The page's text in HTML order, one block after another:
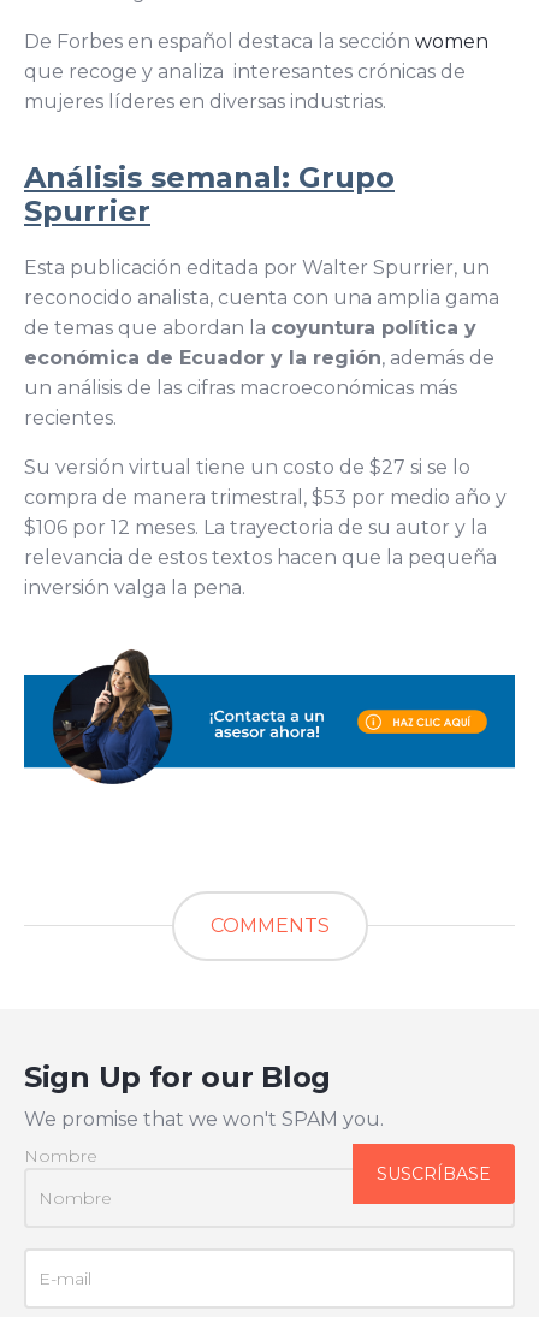
De Forbes en español destaca la sección women
que recoge y analiza interesantes crónicas de
mujeres líderes en diversas industrias.
Análisis semanal: Grupo
Spurrier
Esta publicación editada por Walter Spurrier, un
reconocido analista, cuenta con una amplia gama
de temas que abordan la coyuntura política y
económica de Ecuador y la región, además de
un análisis de las cifras macroeconómicas más
recientes.
Su versión virtual tiene un costo de $27 si se lo
compra de manera trimestral, $53 por medio año y
$106 por 12 meses. La trayectoria de su autor y la
relevancia de estos textos hacen que la pequeña
inversión valga la pena.
COMMENTS
Sign Up for our Blog
We promise that we won't SPAM you.
Nombre